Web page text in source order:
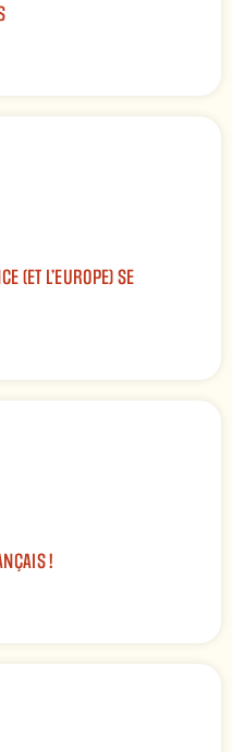
(ET L’EUROPE) SE
!